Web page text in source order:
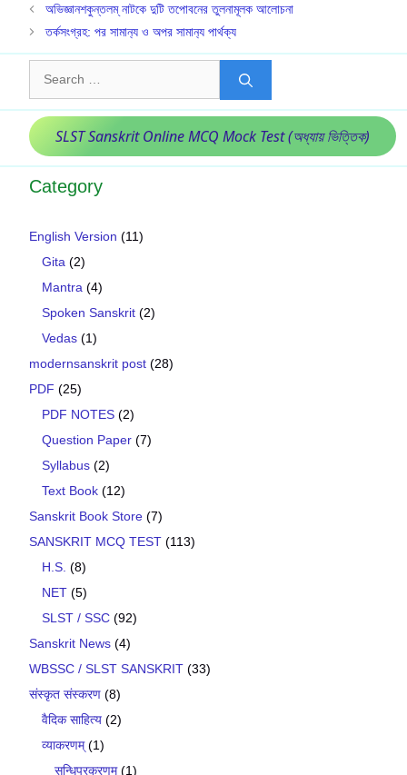
অভিজ্ঞানশকুন্তলম্ নাটকে দুটি তপোবনের তুলনামূলক আলোচনা
তর্কসংগ্রহ: পর সামান‍্য ও অপর সামান‍্য পার্থক্য
for:
SLST Sanskrit Online MCQ Mock Test (অধ্যায় ভিত্তিক)
Category
English Version (11)
Gita (2)
Mantra (4)
Spoken Sanskrit (2)
Vedas (1)
modernsanskrit post (28)
PDF (25)
PDF NOTES (2)
Question Paper (7)
Syllabus (2)
Text Book (12)
Sanskrit Book Store (7)
SANSKRIT MCQ TEST (113)
H.S. (8)
NET (5)
SLST / SSC (92)
Sanskrit News (4)
WBSSC / SLST SANSKRIT (33)
संस्कृत संस्करण (8)
वैदिक साहित्य (2)
व्याकरणम्(1)
सन्धिप्रकरणम्(1)